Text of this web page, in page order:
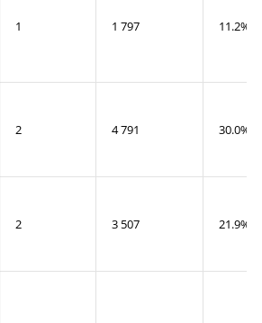
1 1 797 11.2%
2 4 791 30.0%
2 3 507 21.9%